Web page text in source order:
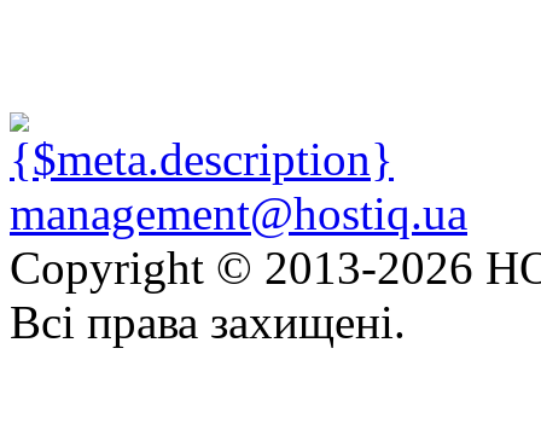
management@hostiq.ua
Copyright © 2013-2026
Всі права захищені.